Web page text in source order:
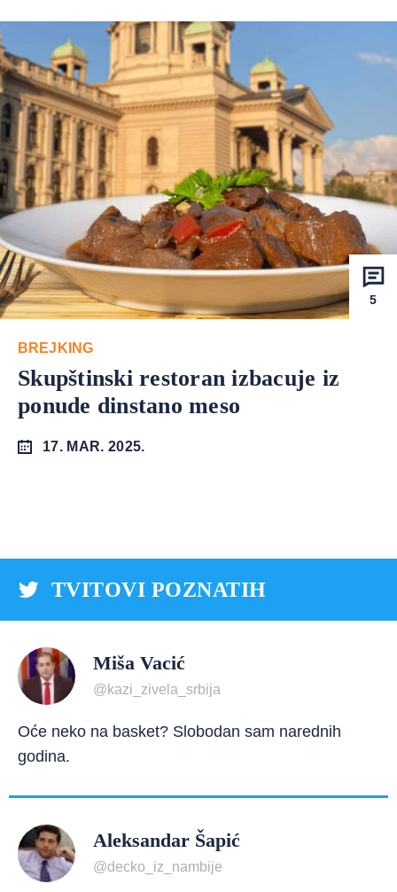
5
BREJKING
Skupštinski restoran izbacuje iz
ponude dinstano meso
17. MAR. 2025.
TVITOVI POZNATIH
Miša Vacić
@kazi_zivela_srbija
Oće neko na basket? Slobodan sam narednih
godina.
Aleksandar Šapić
@decko_iz_nambije